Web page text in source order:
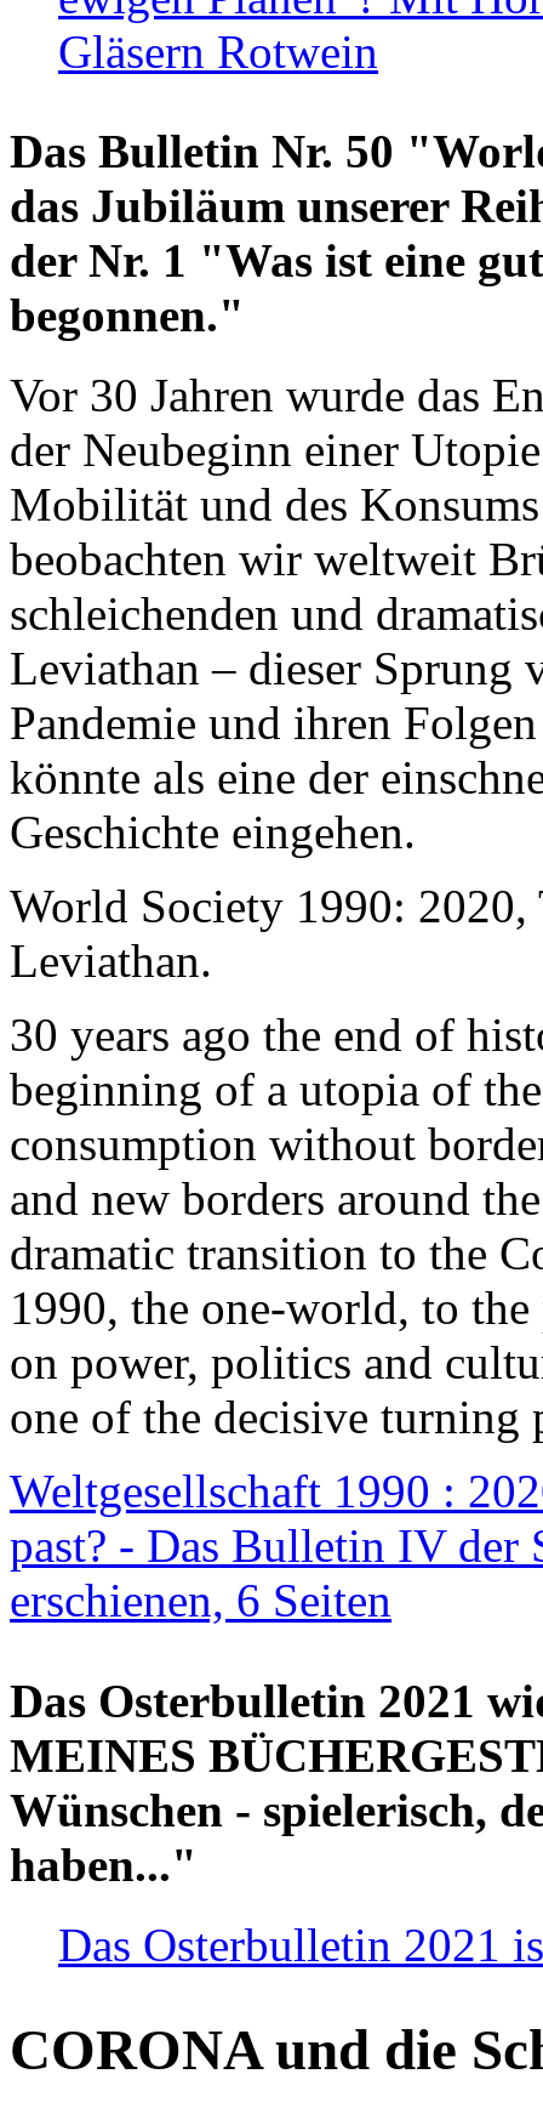
Gläsern Rotwein
Das Bulletin Nr. 50
das Jubiläum unserer
der Nr. 1 "Was ist eine
begonnen."
Vor 30 Jahren wurde das
der Neubeginn einer
Mobilität und des
beobachten wir weltweit
schleichenden und
Leviathan – dieser Sprung
Pandemie und ihren
könnte als eine der
Geschichte eingehen.
World Society 1990: 2020,
Leviathan.
30 years ago the end of
beginning of a utopia of
consumption without
and new borders around
dramatic transition to the
1990, the one-world, to the
on power, politics and
one of the decisive turning
Weltgesellschaft 1990 :
past? - Das Bulletin IV der
erschienen, 6 Seiten
Das Osterbulletin 2021
MEINES
Wünschen - spielerisch,
haben..."
Das Osterbulletin 2021
CORONA und die